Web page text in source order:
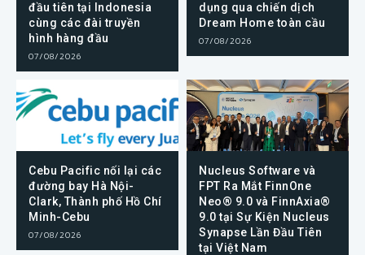
đầu tiên tại Indonesia
cùng các đài truyền
hình hàng đầu
07/08/2026
dụng qua chiến dịch
Dream Home toàn cầu
07/08/2026
Cebu Pacific nối lại các
đường bay Hà Nội-
Clark, Thành phố Hồ Chí
Minh-Cebu
07/08/2026
Nucleus Software và
FPT Ra Mắt FinnOne
Neo® 9.0 và FinnAxia®
9.0 tại Sự Kiện Nucleus
Synapse Lần Đầu Tiên
tại Việt Nam